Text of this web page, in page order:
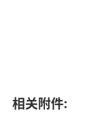
相关附件: